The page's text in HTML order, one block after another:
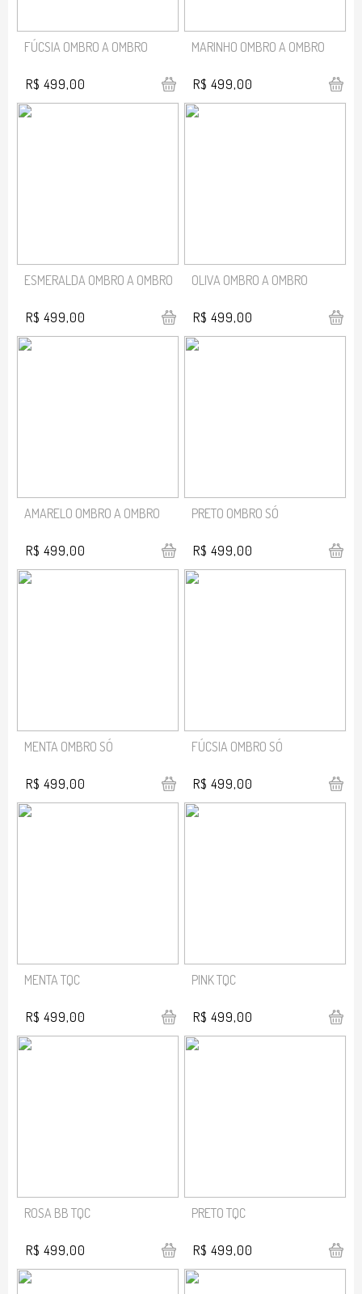
FÚCSIA OMBRO A OMBRO
R$ 499,00
MARINHO OMBRO A OMBRO
R$ 499,00
ESMERALDA OMBRO A OMBRO
R$ 499,00
OLIVA OMBRO A OMBRO
R$ 499,00
AMARELO OMBRO A OMBRO
R$ 499,00
PRETO OMBRO SÓ
R$ 499,00
MENTA OMBRO SÓ
R$ 499,00
FÚCSIA OMBRO SÓ
R$ 499,00
MENTA TQC
R$ 499,00
PINK TQC
R$ 499,00
ROSA BB TQC
R$ 499,00
PRETO TQC
R$ 499,00